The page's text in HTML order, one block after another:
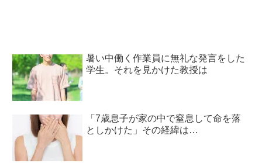
暑い中働く作業員に無礼な発言をした
学生。それを見かけた教授は
「7歳息子が家の中で窒息して命を落
としかけた」その経緯は…